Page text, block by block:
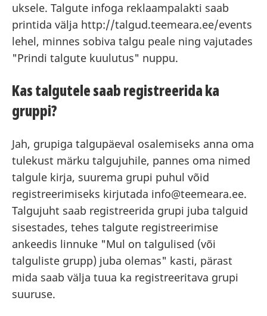
uksele. Talgute infoga reklaampalakti saab
printida välja http://talgud.teemeara.ee/events
lehel, minnes sobiva talgu peale ning vajutades
"Prindi talgute kuulutus" nuppu.
Kas talgutele saab registreerida ka
gruppi?
Jah, grupiga talgupäeval osalemiseks anna oma
tulekust märku talgujuhile, pannes oma nimed
talgule kirja, suurema grupi puhul võid
registreerimiseks kirjutada info@teemeara.ee.
Talgujuht saab registreerida grupi juba talguid
sisestades, tehes talgute registreerimise
ankeedis linnuke "Mul on talgulised (või
talguliste grupp) juba olemas" kasti, pärast
mida saab välja tuua ka registreeritava grupi
suuruse.